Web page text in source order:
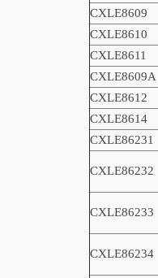
CXLE8609
CXLE8610
CXLE8611
CXLE8609A
CXLE8612
CXLE8614
CXLE86231
CXLE86232
CXLE86233
CXLE86234